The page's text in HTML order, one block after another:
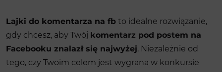
Lajki do komentarza na fb to idealne rozwiązanie,
gdy chcesz, aby Twój komentarz pod postem na
Facebooku znalazł się najwyżej. Niezależnie od
tego, czy Twoim celem jest wygrana w konkursie